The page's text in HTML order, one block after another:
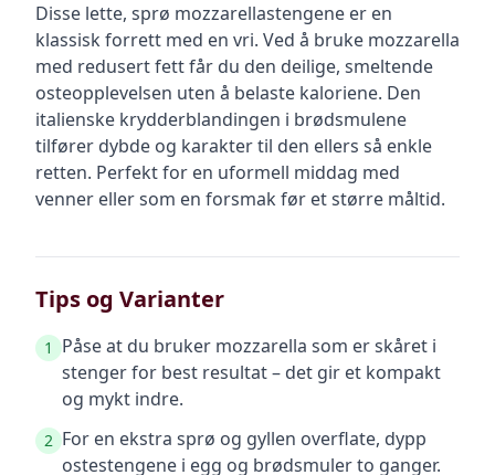
Disse lette, sprø mozzarellastengene er en
klassisk forrett med en vri. Ved å bruke mozzarella
med redusert fett får du den deilige, smeltende
osteopplevelsen uten å belaste kaloriene. Den
italienske krydderblandingen i brødsmulene
tilfører dybde og karakter til den ellers så enkle
retten. Perfekt for en uformell middag med
venner eller som en forsmak før et større måltid.
Tips og Varianter
1
Påse at du bruker mozzarella som er skåret i
stenger for best resultat – det gir et kompakt
og mykt indre.
2 For en ekstra sprø og gyllen overflate, dypp
ostestengene i egg og brødsmuler to ganger.